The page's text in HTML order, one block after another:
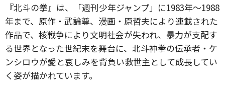
『北斗の拳』は、「週刊少年ジャンプ」に1983年～1988
年まで、原作・武論尊、漫画・原哲夫により連載された
作品で、核戦争により文明社会が失われ、暴力が支配す
る世界となった世紀末を舞台に、北斗神拳の伝承者・ケ
ンシロウが愛と哀しみを背負い救世主として成長してい
く姿が描かれています。